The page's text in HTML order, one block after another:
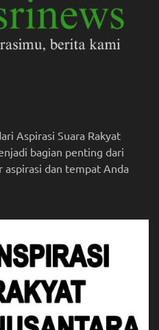
Aspirasi Suara Rakyat
bagian penting dari
aspirasi dan tempat Anda